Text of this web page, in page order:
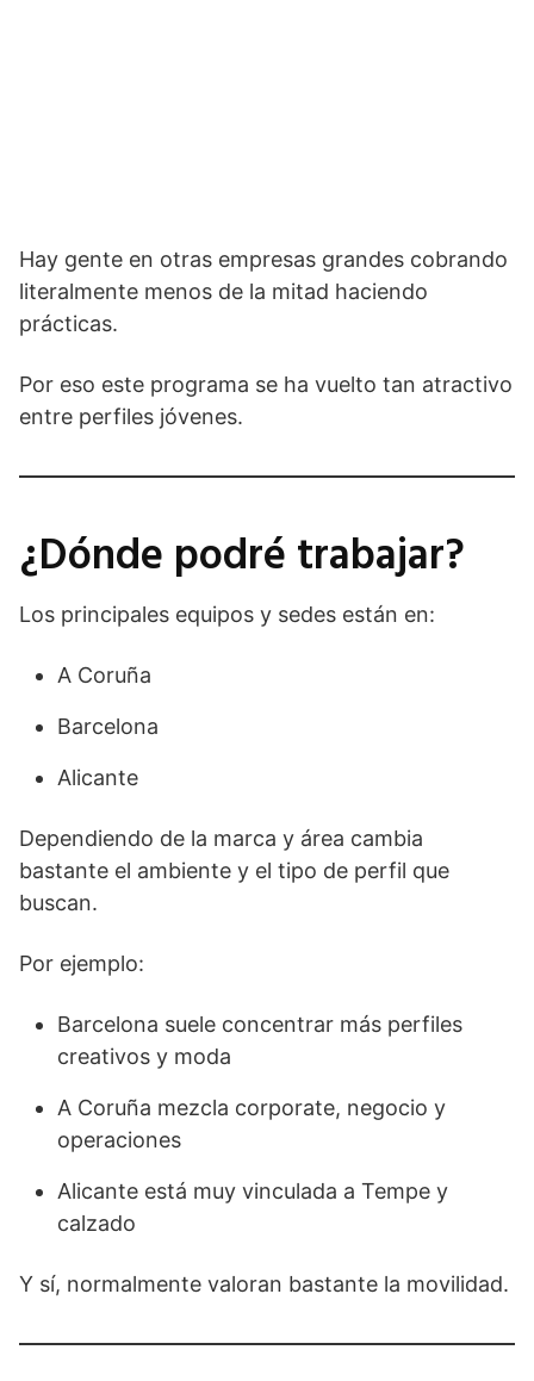
Hay gente en otras empresas grandes cobrando
literalmente menos de la mitad haciendo
prácticas.
Por eso este programa se ha vuelto tan atractivo
entre perfiles jóvenes.
¿Dónde podré trabajar?
Los principales equipos y sedes están en:
A Coruña
Barcelona
Alicante
Dependiendo de la marca y área cambia
bastante el ambiente y el tipo de perfil que
buscan.
Por ejemplo:
Barcelona suele concentrar más perfiles
creativos y moda
A Coruña mezcla corporate, negocio y
operaciones
Alicante está muy vinculada a Tempe y
calzado
Y sí, normalmente valoran bastante la movilidad.